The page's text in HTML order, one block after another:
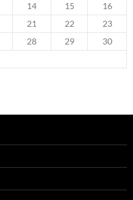
14 15
16
21 22
23
28 29
30